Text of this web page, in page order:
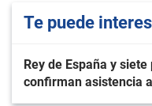
Te puede
Rey de España y
confirman asistencia